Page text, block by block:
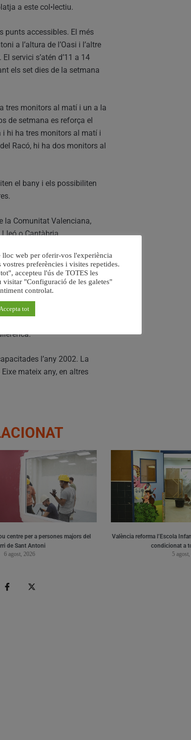
a este col•lectiu.
punts accessibles. El més
a l’altura de l’Oasi i l’altre
servici s’atén d’11 a 14
els set dies de la setmana
tres monitors al matí i un a la
de setmana es reforça el
hi ha tres monitors al matí i
Racó, hi ha dos monitors al
el bany i els possibiliten
la Comunitat Valenciana,
o Cantàbria.
general com «molt bo»,
que més es puntuen
Platges i de Medi ambient,
els impliquen en les
l’any 2002. La
mateix any, en altres
centre per a persones majors del
de Sant Antoni
6 agost, 2026
València reforma l’Escola
condicionat a
5
web per oferir-vos l'experiència
preferències i visites repetides.
accepteu l'ús de TOTES les
visitar "Configuració de les galetes"
controlat.
Accepta tot